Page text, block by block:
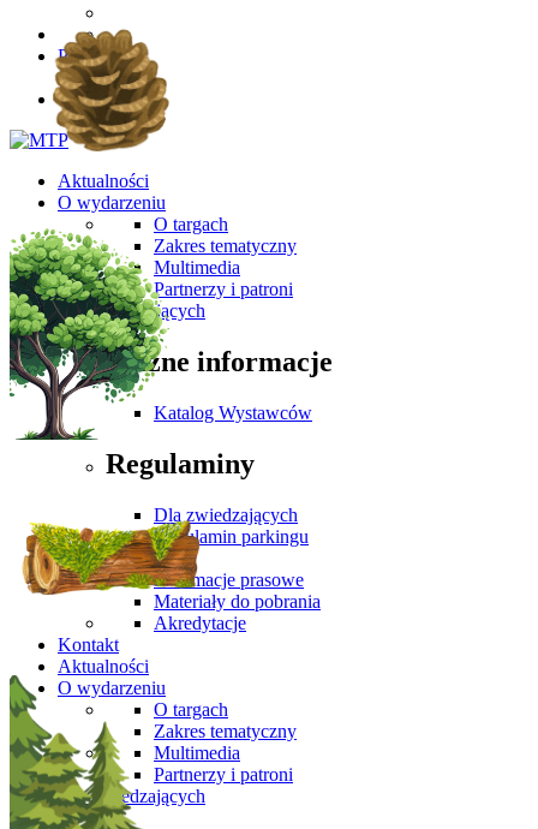
PL
EN
Aktualności
O wydarzeniu
O targach
Zakres tematyczny
Multimedia
Partnerzy i patroni
Dla Zwiedzających
Ważne informacje
Katalog Wystawców
Regulaminy
Dla zwiedzających
Regulamin parkingu
Media
Informacje prasowe
Materiały do pobrania
Akredytacje
Kontakt
Aktualności
O wydarzeniu
O targach
Zakres tematyczny
Multimedia
Partnerzy i patroni
Dla Zwiedzających